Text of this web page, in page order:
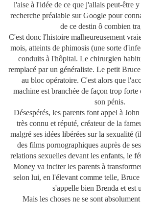
l'aise à l'idée de ce que j'allais peut-être
recherche préalable sur Google pour
de ce destin ô combien
C'est donc l'histoire malheureusement
mois, atteints de phimosis (une sorte
conduits à l'hôpital. Le chirurgien
remplacé par un généraliste. Le petit
au bloc opératoire. C'est alors que
machine est branchée de façon trop forte
son pénis.
Désespérés, les parents font appel à
très connu et réputé, créateur de la
malgré ses idées libérées sur la sexualité
des films pornographiques auprès de
relations sexuelles devant les enfants, le
Money va inciter les parents à
selon lui, en l'élevant comme telle,
s'appelle bien Brenda et est
Mais les choses ne se sont absolument